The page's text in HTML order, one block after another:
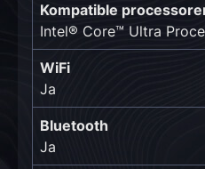
Kompatible
Intel® Core™ Ultra
WiFi
Ja
Bluetooth
Ja